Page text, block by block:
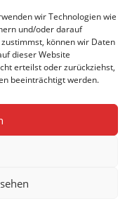
wir Technologien wie
und/oder darauf
können wir Daten
dieser Website
erteilst oder zurückziehst,
beeinträchtigt werden.
940
MEDIA GmbH